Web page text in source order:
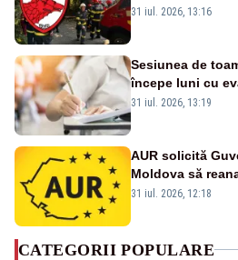
ului medical a
31 iul. 2026, 13:16
Sesiunea de
începe luni cu
orale la Limba
31 iul. 2026, 13:19
AUR solicită
Moldova să
concertului de
31 iul. 2026, 12:18
CATEGORII POPULARE